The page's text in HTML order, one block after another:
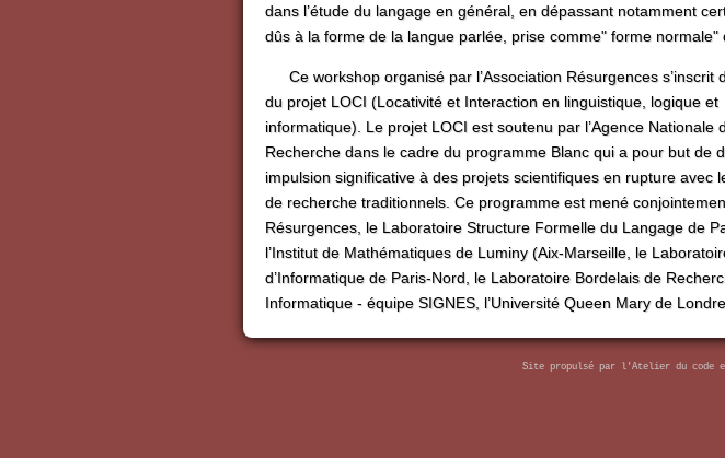
dans l’étude du langage en général, en dépassant notamment
dûs à la forme de la langue parlée, prise comme" forme normale"
Ce workshop organisé par l’Association Résurgences s’inscrit
du projet LOCI (Locativité et Interaction en linguistique, logique et
informatique). Le projet LOCI est soutenu par l’Agence Nationale
Recherche dans le cadre du programme Blanc qui a pour but de
impulsion significative à des projets scientifiques en rupture avec
de recherche traditionnels. Ce programme est mené
Résurgences, le Laboratoire Structure Formelle du Langage de
l’Institut de Mathématiques de Luminy (Aix-Marseille, le
d’Informatique de Paris-Nord, le Laboratoire Bordelais de
Informatique - équipe SIGNES, l’Université Queen Mary de
Site propulsé par l'Atelier du code